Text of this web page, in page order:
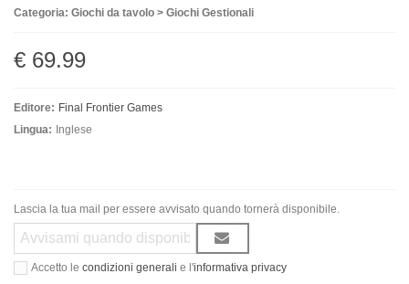
Categoria: Giochi da tavolo > Giochi Gestionali
€ 69.99
Editore: Final Frontier Games
Lingua: Inglese
Lascia la tua mail per essere avvisato quando tornerà disponibile.
Accetto le condizioni generali e l'informativa privacy